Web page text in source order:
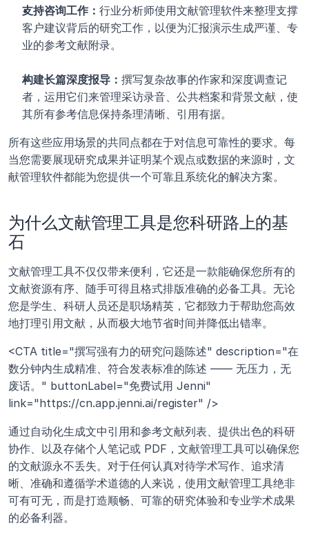
支持咨询工作： 行业分析师使用文献管理软件来整理支撑
客户建议背后的研究工作，以便为汇报演示生成严谨、专
业的参考文献附录。
构建长篇深度报导： 撰写复杂故事的作家和深度调查记
者，运用它们来管理采访录音、公共档案和背景文献，使
其所有参考信息保持条理清晰、引用有据。
所有这些应用场景的共同点都在于对信息可靠性的要求。每
当您需要展现研究成果并证明某个观点或数据的来源时，文
献管理软件都能为您提供一个可靠且系统化的解决方案。
为什么文献管理工具是您科研路上的基
石
文献管理工具不仅仅带来便利，它还是一款能确保您所有的
文献资源有序、随手可得且格式排版准确的必备工具。无论
您是学生、科研人员还是职场精英，它都致力于帮助您高效
地打理引用文献，从而极大地节省时间并降低出错率。
<CTA title="撰写强有力的研究问题陈述" description="在
数分钟内生成精准、符合发表标准的陈述 —— 无压力，无
废话。" buttonLabel="免费试用 Jenni"
link="https://cn.app.jenni.ai/register" />
通过自动化生成文中引用和参考文献列表、提供出色的科研
协作、以及存储个人笔记或 PDF，文献管理工具可以确保您
的文献源永不丢失。对于任何认真对待学术写作、追求清
晰、准确和遵循学术道德的人来说，使用文献管理工具绝非
可有可无，而是打造顺畅、可靠的研究体验和专业学术成果
的必备利器。